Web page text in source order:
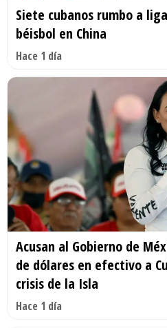
Siete cubanos rumbo a
béisbol en China
Hace 1 día
Acusan al Gobierno de
de dólares en efectivo a
crisis de la Isla
Hace 1 día